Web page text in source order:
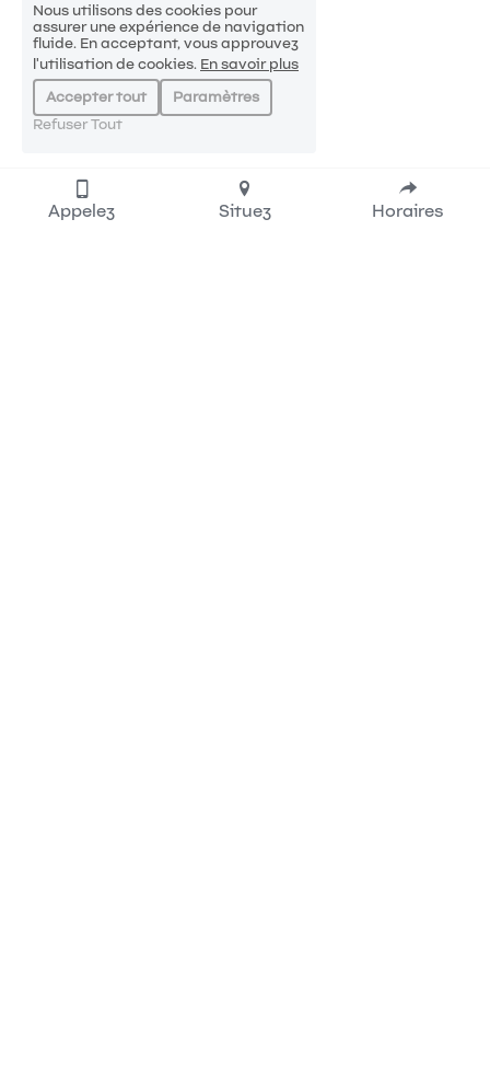
Appelez Situez Horaires
Nous utilisons des cookies pour
assurer une expérience de navigation
fluide. En acceptant, vous approuvez
l'utilisation de cookies. En savoir plus
Accepter tout
Paramètres
Refuser Tout